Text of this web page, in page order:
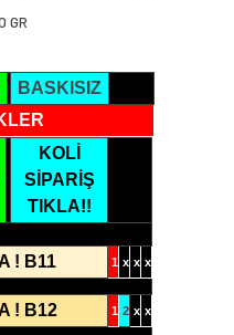
GR
BASKISIZ
KOLİ
SİPARİŞ
TIKLA!!
! B11 1 x x x
! B12 1 2 x x